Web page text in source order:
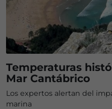
Temperaturas
Mar Cantábrico
Los expertos alertan del
marina